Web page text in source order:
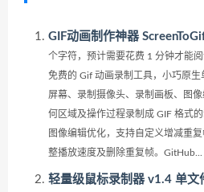
GIF动画制作神器
个字符，预计需要花费 1 分钟才能
免费的 Gif 动画录制工具，小巧原生
屏幕、录制摄像头、录制画板、图
何区域及操作过程录制成 GIF 格式
图像编辑优化，支持自定义增减重
整播放速度及删除重复帧。GitHub...
轻量级鼠标录制器 v1.4 单文